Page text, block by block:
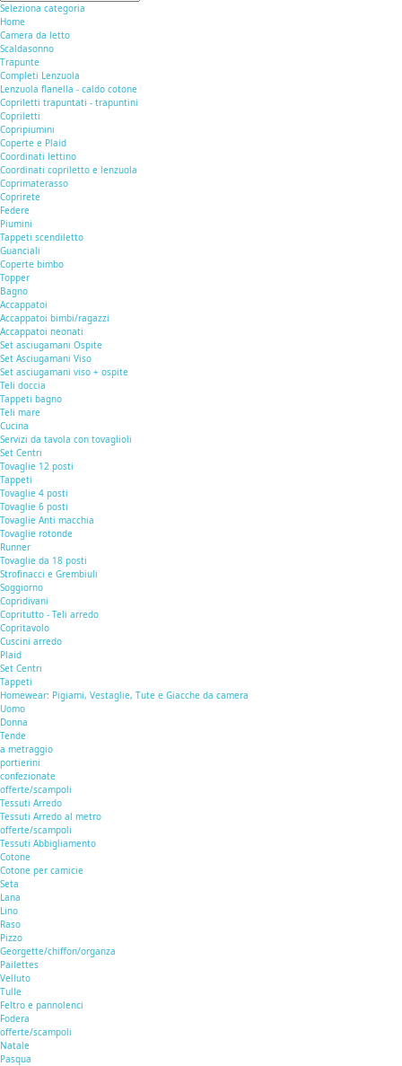
Seleziona categoria
Home
Camera da letto
Scaldasonno
Trapunte
Completi Lenzuola
Lenzuola flanella - caldo cotone
Copriletti trapuntati - trapuntini
Copriletti
Copripiumini
Coperte e Plaid
Coordinati lettino
Coordinati copriletto e lenzuola
Coprimaterasso
Coprirete
Federe
Piumini
Tappeti scendiletto
Guanciali
Coperte bimbo
Topper
Bagno
Accappatoi
Accappatoi bimbi/ragazzi
Accappatoi neonati
Set asciugamani Ospite
Set Asciugamani Viso
Set asciugamani viso + ospite
Teli doccia
Tappeti bagno
Teli mare
Cucina
Servizi da tavola con tovaglioli
Set Centri
Tovaglie 12 posti
Tappeti
Tovaglie 4 posti
Tovaglie 6 posti
Tovaglie Anti macchia
Tovaglie rotonde
Runner
Tovaglie da 18 posti
Strofinacci e Grembiuli
Soggiorno
Copridivani
Copritutto - Teli arredo
Copritavolo
Cuscini arredo
Plaid
Set Centri
Tappeti
Homewear: Pigiami, Vestaglie, Tute e Giacche da camera
Uomo
Donna
Tende
a metraggio
portierini
confezionate
offerte/scampoli
Tessuti Arredo
Tessuti Arredo al metro
offerte/scampoli
Tessuti Abbigliamento
Cotone
Cotone per camicie
Seta
Lana
Lino
Raso
Pizzo
Georgette/chiffon/organza
Pailettes
Velluto
Tulle
Feltro e pannolenci
Fodera
offerte/scampoli
Natale
Pasqua